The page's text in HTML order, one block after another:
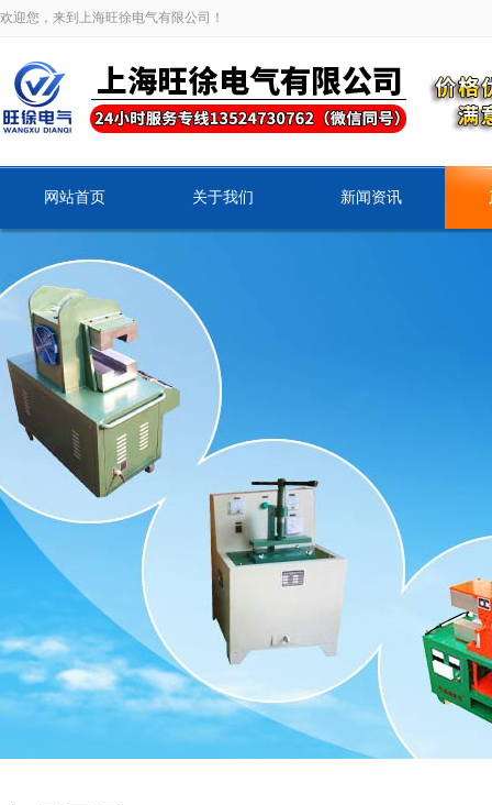
欢迎您，来到上海旺徐电气有限公司！
网站首页 关于我们 新闻资讯